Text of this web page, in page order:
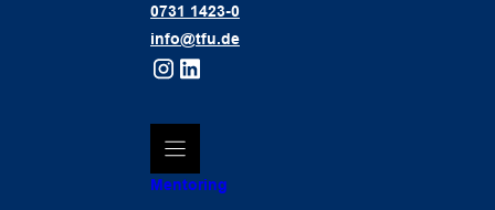
0731 1423-0
info@tfu.de
Mentoring